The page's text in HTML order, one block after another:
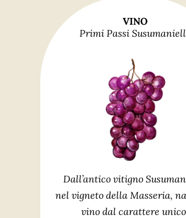
VINO
Primi Passi
Dall’antico vitigno
nel vigneto della Masseria,
vino dal carattere